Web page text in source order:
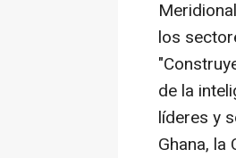
los
de la
líderes y
Ghana,